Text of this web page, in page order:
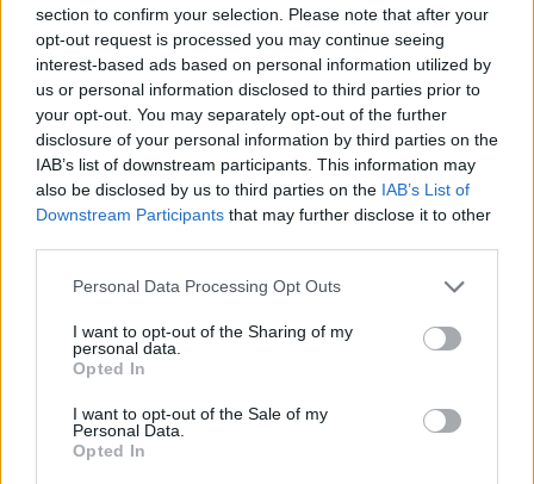
section to confirm your selection. Please note that after your
opt-out request is processed you may continue seeing
interest-based ads based on personal information utilized by
us or personal information disclosed to third parties prior to
your opt-out. You may separately opt-out of the further
disclosure of your personal information by third parties on the
IAB’s list of downstream participants. This information may
also be disclosed by us to third parties on the IAB’s List of
Downstream Participants that may further disclose it to other
Please note that this website/app uses one or more Google
not limited to your visit or usage behaviour. You may click to
grant or deny consent to Google and its third-party tags to
use your data for below specified purposes in below Google
consent section.
Personal Data Processing Opt Outs
I want to opt-out of the Sharing of my
personal data.
Opted In
I want to opt-out of the Sale of my
Personal Data.
Opted In
ΕΚΔΗΛΩΣΕΙΣ
Έρχεται η 1η βραδιά νεολαίας από τους Πόντιους του
Αιγάλεω